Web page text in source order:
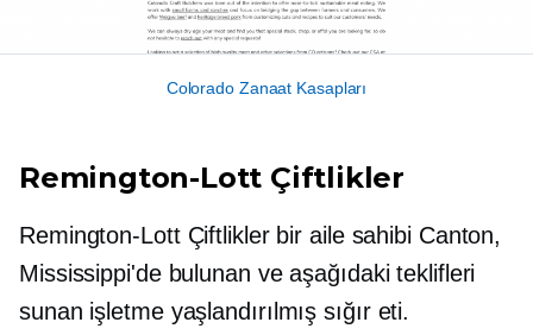
Colorado Zanaat Kasapları
Remington-Lott Çiftlikler
Remington-LottÇiftlikler biraile sahibiCanton,
Mississippi'de bulunan ve aşağıdaki teklifleri
sunan işletme yaşlandırılmış sığır eti.